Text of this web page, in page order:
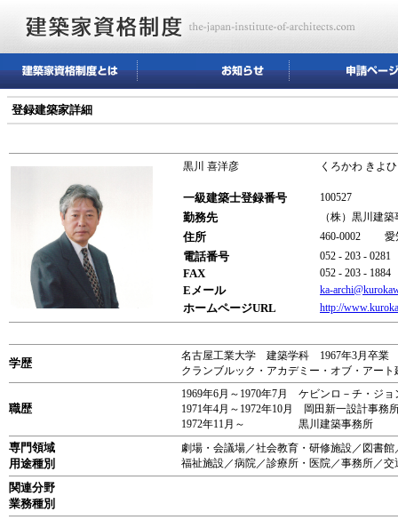
登録建築家詳細
黒川 喜洋彦 くろかわ きよ
一級建築士登録番号 100527
勤務先 （株）黒川建
住所 460-0002 愛知
電話番号 052 - 203 - 0281
FAX 052 - 203 - 1884
Eメール ka-
ホームページURL http://
学歴
名古屋工業大学 建築学科 1967年3月卒業
クランブルック・アカデミー・オブ・アー
職歴
1969年6月～1970年7月 ケビンロ－チ・ジ
1971年4月～1972年10月 岡田新一設計事務
1972年11月～ 黒川建築事務所
専門領域
用途種別
劇場・会議場／社会教育・研修施設／図書
福祉施設／病院／診療所・医院／事務所／
関連分野
業務種別